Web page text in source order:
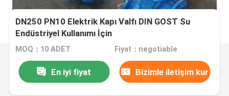
DN250 PN10 Elektrik Kapı Valfı DIN GOST Su
Endüstriyel Kullanımı İçin
MOQ：10 ADET Fiyat：negotiable
En iyi fiyat Bizimle iletişim kur